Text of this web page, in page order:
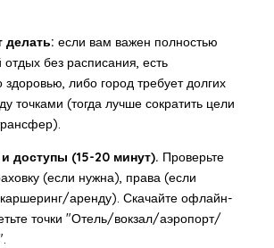
делать: если вам важен полностью
без расписания, есть
здоровью, либо город требует долгих
точками (тогда лучше сократить цели
доступы (15-20 минут). Проверьте
(если нужна), права (если
аренду). Скачайте офлайн-
точки "Отель/вокзал/аэропорт/